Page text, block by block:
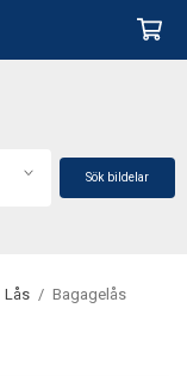
Sök bildelar
Lås / Bagagelås